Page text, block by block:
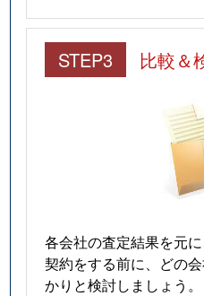
STEP3 比較＆
各会社の査定結果を元に
契約をする前に、どの
かりと検討しましょう。